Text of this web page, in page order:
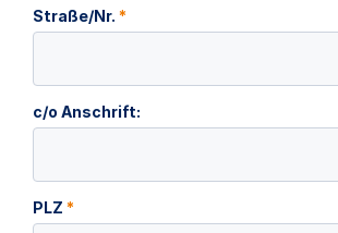
Straße/Nr. *
c/o Anschrift:
PLZ *